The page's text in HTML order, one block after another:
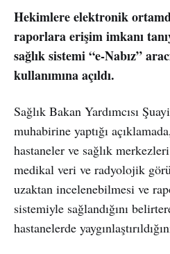
Hekimlere elektronik
raporlara erişim imkanı
sağlık sistemi “e-Nabız”
kullanımına açıldı.
Sağlık Bakan Yardımcısı
muhabirine yaptığı
hastaneler ve sağlık
medikal veri ve radyolojik
uzaktan incelenebilmesi ve
sistemiyle sağlandığını
hastanelerde